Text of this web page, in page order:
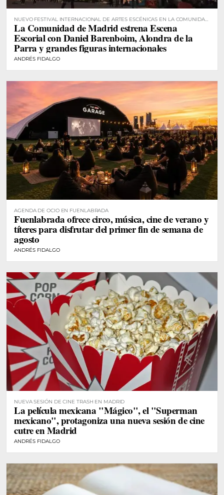
NUEVO FESTIVAL INTERNACIONAL DE ARTES ESCÉNICAS EN LA COMUNIDAD
DE MADRID
La Comunidad de Madrid estrena Escena
Escorial con Daniel Barenboim, Alondra de la
Parra y grandes figuras internacionales
ANDRÉS FIDALGO
AGENDA DE OCIO EN FUENLABRADA
Fuenlabrada ofrece circo, música, cine de verano y
títeres para disfrutar del primer fin de semana de
agosto
ANDRÉS FIDALGO
NUEVA SESIÓN DE CINE TRASH EN MADRID
La película mexicana "Mágico", el "Superman
mexicano", protagoniza una nueva sesión de cine
cutre en Madrid
ANDRÉS FIDALGO